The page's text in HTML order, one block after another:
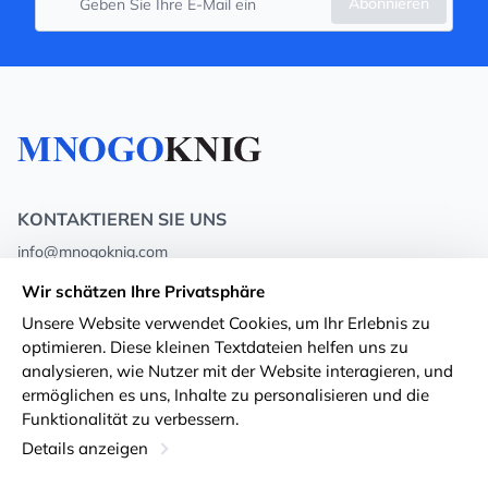
KONTAKTIEREN SIE UNS
info@mnogoknig.com
Rīga, Augusta Deglava 69d, LV-1082
Über uns
Geschäfte
Lieferung und Zahlung
Privacy Policy
Geschäftsbedingungen
Wir schätzen Ihre Privatsphäre
Unsere Website verwendet Cookies, um Ihr Erlebnis zu
optimieren. Diese kleinen Textdateien helfen uns zu
analysieren, wie Nutzer mit der Website interagieren, und
ermöglichen es uns, Inhalte zu personalisieren und die
Funktionalität zu verbessern.
Details anzeigen